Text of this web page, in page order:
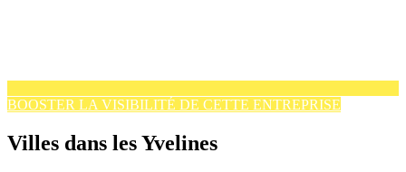
BOOSTER LA VISIBILITÉ DE CETTE ENTREPRISE
Villes dans les Yvelines